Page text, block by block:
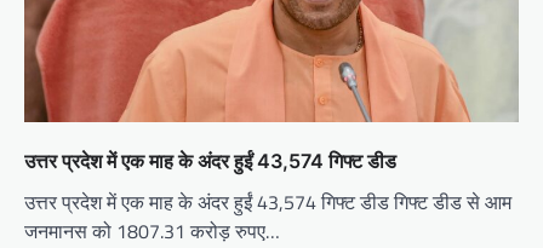
उत्तर प्रदेश में एक माह के अंदर हुईं 43,574 गिफ्ट डीड
उत्तर प्रदेश में एक माह के अंदर हुईं 43,574 गिफ्ट डीड गिफ्ट डीड से आम
जनमानस को 1807.31 करोड़ रुपए…